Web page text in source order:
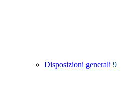
Disposizioni generali 9